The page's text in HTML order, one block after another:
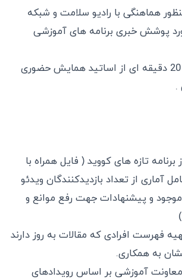
هماهنگی با رادیو سلامت و شبکه
پوشش خبری برنامه های آموزشی
- طرح تهیه برنامه 20 دقیقه ای از اساتید همایش حضوری
.
تازه های کووید ( فایل همراه با
آماری از تعداد بازدیدکنندگان ویدئو
موجود و پیشنهادات جهت رفع موانع و
فهرست افرادی که مقالات به روز دارند
به همکاری.
آموزشی بر اساس رویدادهای